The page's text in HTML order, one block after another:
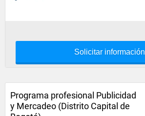
Solicitar información
Programa profesional Publicidad
y Mercadeo (Distrito Capital de